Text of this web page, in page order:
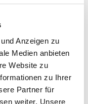
Anzeigen zu
Medien anbieten
Website zu
zu Ihrer
Partner für
weiter. Unsere